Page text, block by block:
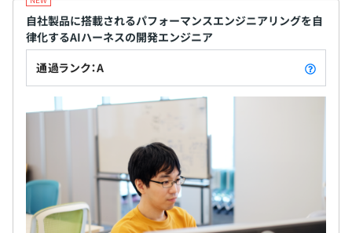
自社製品に搭載されるパフォーマンスエンジニアリングを自
律化するAIハーネスの開発エンジニア
通過ランク：A